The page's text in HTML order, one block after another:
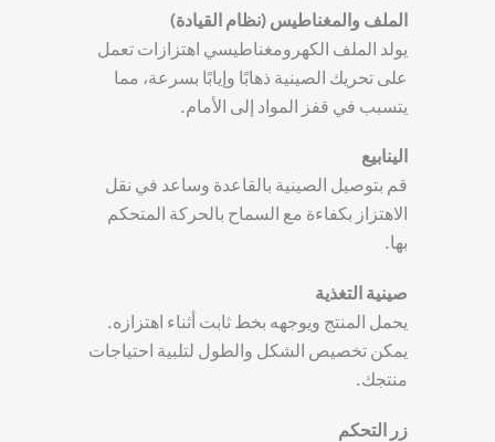
الملف والمغناطيس (نظام القيادة)
يولد الملف الكهرومغناطيسي اهتزازات تعمل
على تحريك الصينية ذهابًا وإيابًا بسرعة، مما
يتسبب في قفز المواد إلى الأمام.
الينابيع
قم بتوصيل الصينية بالقاعدة وساعد في نقل
الاهتزاز بكفاءة مع السماح بالحركة المتحكم
بها.
صينية التغذية
يحمل المنتج ويوجهه بخط ثابت أثناء اهتزازه.
يمكن تخصيص الشكل والطول لتلبية احتياجات
منتجك.
زر التحكم